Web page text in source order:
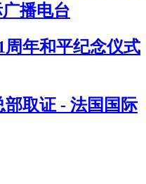
播电台
周年和平纪念仪式
取证 - 法国国际